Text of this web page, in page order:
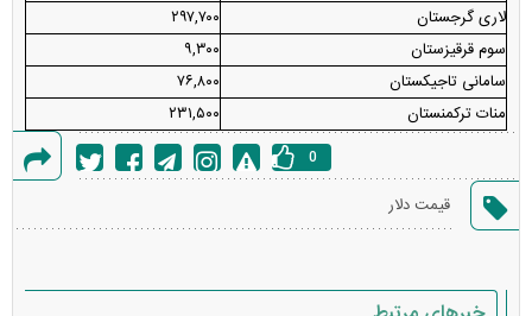
لاری گرجستان
۲۹۷,۷۰۰
سوم قرقیزستان
۹,۳۰۰
سامانی تاجیکستان
۷۶,۸۰۰
منات ترکمنستان
۲۳۱,۵۰۰
خطا
0
قیمت دلار